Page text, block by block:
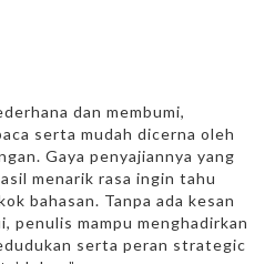
dan membumi,
serta mudah dicerna oleh
Gaya penyajiannya yang
menarik rasa ingin tahu
bahasan. Tanpa ada kesan
penulis mampu menghadirkan
serta peran strategic